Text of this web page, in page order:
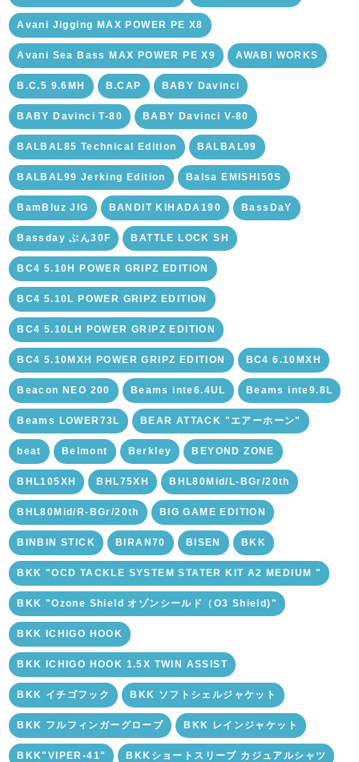
Avani Jigging MAX POWER PE X8
Avani Sea Bass MAX POWER PE X9 AWABI WORKS
B.C.5 9.6MH B.CAP BABY Davinci
BABY Davinci T-80 BABY Davinci V-80
BALBAL85 Technical Edition BALBAL99
BALBAL99 Jerking Edition Balsa EMISHI50S
BamBluz JIG BANDIT KIHADA190 BassDaY
Bassday ぶん30F BATTLE LOCK SH
BC4 5.10H POWER GRIPZ EDITION
BC4 5.10L POWER GRIPZ EDITION
BC4 5.10LH POWER GRIPZ EDITION
BC4 5.10MXH POWER GRIPZ EDITION BC4 6.10MXH
Beacon NEO 200 Beams inte6.4UL Beams inte9.8L
Beams LOWER73L BEAR ATTACK "エアーホーン"
beat Belmont Berkley BEYOND ZONE
BHL105XH BHL75XH BHL80Mid/L-BGr/20th
BHL80Mid/R-BGr/20th BIG GAME EDITION
BINBIN STICK BIRAN70 BISEN BKK
BKK "OCD TACKLE SYSTEM STATER KIT A2 MEDIUM "
BKK "Ozone Shield オゾンシールド（O3 Shield)"
BKK ICHIGO HOOK
BKK ICHIGO HOOK 1.5X TWIN ASSIST
BKK イチゴフック BKK ソフトシェルジャケット
BKK フルフィンガーグローブ BKK レインジャケット
BKK"VIPER-41" BKKショートスリーブ カジュアルシャツ